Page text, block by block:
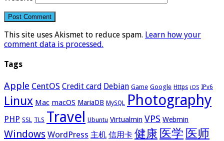
This site uses Akismet to reduce spam. Learn how your
comment data is processed.
Tags
Apple CentOS Credit card Debian Game Google Https iOS IPv6
Linux Mac macOS MariaDB MySQL Photography
PHP SSL TLS Travel Ubuntu Virtualmin VPS Webmin
Windows WordPress 主机 信用卡 健康 医学 医师